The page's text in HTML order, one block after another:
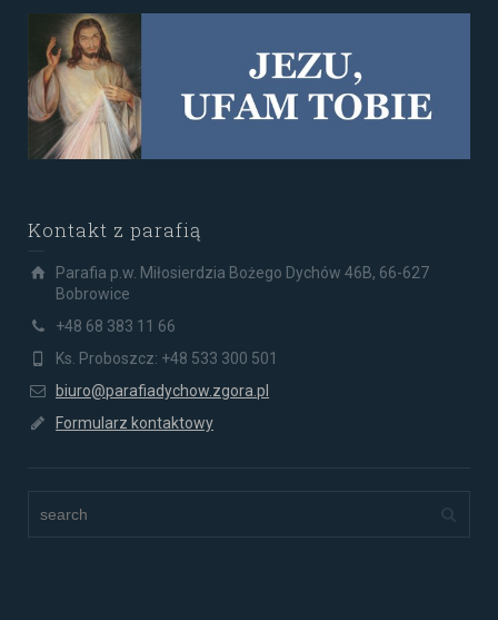
Kontakt z parafią
Parafia p.w. Miłosierdzia Bożego Dychów 46B, 66-627
Bobrowice
+48 68 383 11 66
Ks. Proboszcz: +48 533 300 501
biuro@parafiadychow.zgora.pl
Formularz kontaktowy